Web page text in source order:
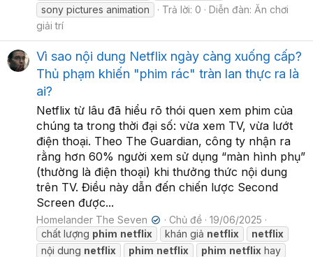
sony pictures animation
Trả lời: 0 Diễn đàn: Ăn chơi
giải trí
Vì sao nội dung Netflix ngày càng xuống cấp?
Thủ phạm khiến "phim rác" tràn lan thực ra là
ai?
Netflix từ lâu đã hiểu rõ thói quen xem phim của
chúng ta trong thời đại số: vừa xem TV, vừa lướt
điện thoại. Theo The Guardian, công ty nhận ra
rằng hơn 60% người xem sử dụng “màn hình phụ”
(thường là điện thoại) khi thưởng thức nội dung
trên TV. Điều này dẫn đến chiến lược Second
Screen được...
Homelander The Seven ✔ Chủ đề
19/06/2025
chất lượng phim netflix khán giả netflix
netflix
nội dung netflix phim netflix phim netflix hay